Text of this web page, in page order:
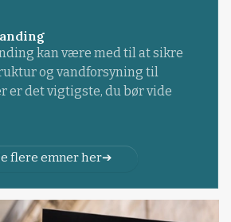
kan være med til at sikre
og vandforsyning til
er det vigtigste, du bør vide
flere emner her